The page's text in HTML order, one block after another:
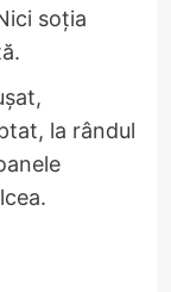
soția
la rândul